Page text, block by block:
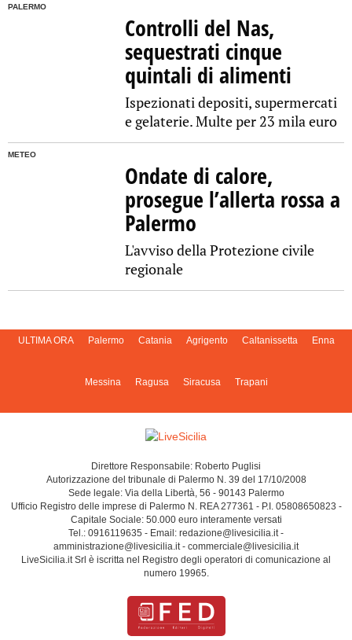
PALERMO
Controlli del Nas,
sequestrati cinque
quintali di alimenti
Ispezionati depositi, supermercati
e gelaterie. Multe per 23 mila euro
METEO
Ondate di calore,
prosegue l’allerta rossa a
Palermo
L'avviso della Protezione civile
regionale
ULTIMA ORA Palermo Catania Agrigento Caltanissetta Enna
Messina Ragusa Siracusa Trapani
Direttore Responsabile: Roberto Puglisi
Autorizzazione del tribunale di Palermo N. 39 del 17/10/2008
Sede legale: Via della Libertà, 56 - 90143 Palermo
Ufficio Registro delle imprese di Palermo N. REA 277361 - P.I. 05808650823 -
Capitale Sociale: 50.000 euro interamente versati
Tel.: 0916119635 - Email: redazione@livesicilia.it -
amministrazione@livesicilia.it - commerciale@livesicilia.it
LiveSicilia.it Srl è iscritta nel Registro degli operatori di comunicazione al
numero 19965.